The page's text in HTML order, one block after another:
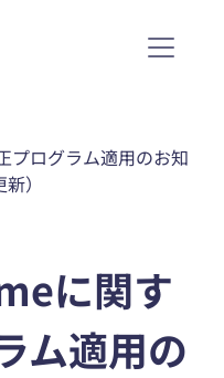
プログラム適用のお知
）
に関す
ム適用の